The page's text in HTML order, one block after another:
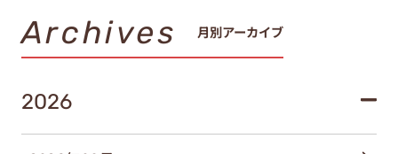
Archives 月別アーカイブ
2026